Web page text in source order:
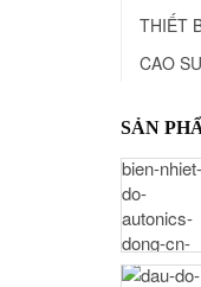
THIẾT
CAO
SẢN